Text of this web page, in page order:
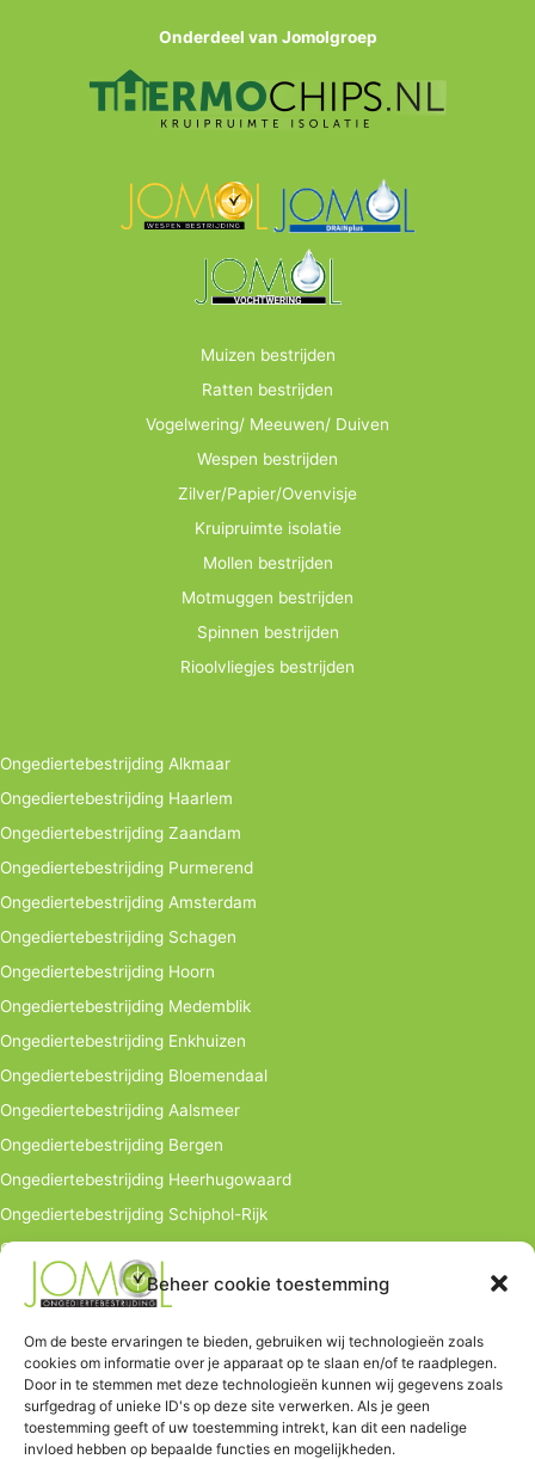
Beheer cookie toestemming
Om de beste ervaringen te bieden, gebruiken wij technologieën zoals
cookies om informatie over je apparaat op te slaan en/of te raadplegen.
Door in te stemmen met deze technologieën kunnen wij gegevens zoals
surfgedrag of unieke ID's op deze site verwerken. Als je geen
toestemming geeft of uw toestemming intrekt, kan dit een nadelige
invloed hebben op bepaalde functies en mogelijkheden.
Onderdeel van Jomolgroep
Muizen bestrijden
Ratten bestrijden
Vogelwering/ Meeuwen/ Duiven
Wespen bestrijden
Zilver/Papier/Ovenvisje
Kruipruimte isolatie
Mollen bestrijden
Motmuggen bestrijden
Spinnen bestrijden
Rioolvliegjes bestrijden
Ongediertebestrijding Alkmaar
Ongediertebestrijding Haarlem
Ongediertebestrijding Zaandam
Ongediertebestrijding Purmerend
Ongediertebestrijding Amsterdam
Ongediertebestrijding Schagen
Ongediertebestrijding Hoorn
Ongediertebestrijding Medemblik
Ongediertebestrijding Enkhuizen
Ongediertebestrijding Bloemendaal
Ongediertebestrijding Aalsmeer
Ongediertebestrijding Bergen
Ongediertebestrijding Heerhugowaard
Ongediertebestrijding Schiphol-Rijk
Ongediertebestrijding bedrijven
info@jomol.nl
Hauwerstraat 9
1671 EV Medemblik
Tel. 06-502 03 446